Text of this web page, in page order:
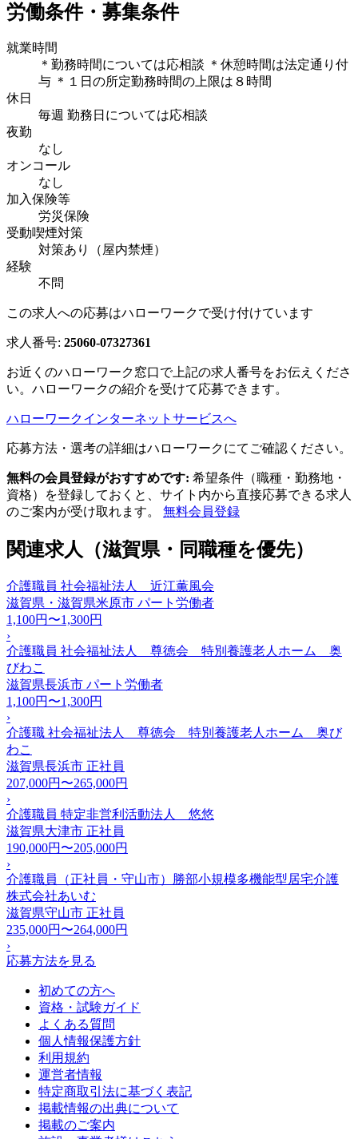
労働条件・募集条件
就業時間
＊勤務時間については応相談 ＊休憩時間は法定通り付
与 ＊１日の所定勤務時間の上限は８時間
休日
毎週 勤務日については応相談
夜勤
なし
オンコール
なし
加入保険等
労災保険
受動喫煙対策
対策あり（屋内禁煙）
経験
不問
この求人への応募はハローワークで受け付けています
求人番号: 25060-07327361
お近くのハローワーク窓口で上記の求人番号をお伝えくださ
い。ハローワークの紹介を受けて応募できます。
ハローワークインターネットサービスへ
応募方法・選考の詳細はハローワークにてご確認ください。
無料の会員登録がおすすめです: 希望条件（職種・勤務地・
資格）を登録しておくと、サイト内から直接応募できる求人
のご案内が受け取れます。 無料会員登録
関連求人（滋賀県・同職種を優先）
介護職員 社会福祉法人 近江薫風会
滋賀県・滋賀県米原市 パート労働者
1,100円〜1,300円
›
介護職員 社会福祉法人 尊徳会 特別養護老人ホーム 奥
びわこ
滋賀県長浜市 パート労働者
1,100円〜1,300円
›
介護職 社会福祉法人 尊徳会 特別養護老人ホーム 奥び
わこ
滋賀県長浜市 正社員
207,000円〜265,000円
›
介護職員 特定非営利活動法人 悠悠
滋賀県大津市 正社員
190,000円〜205,000円
›
介護職員（正社員・守山市）勝部小規模多機能型居宅介護
株式会社あいむ
滋賀県守山市 正社員
235,000円〜264,000円
›
応募方法を見る
初めての方へ
資格・試験ガイド
よくある質問
個人情報保護方針
利用規約
運営者情報
特定商取引法に基づく表記
掲載情報の出典について
掲載のご案内